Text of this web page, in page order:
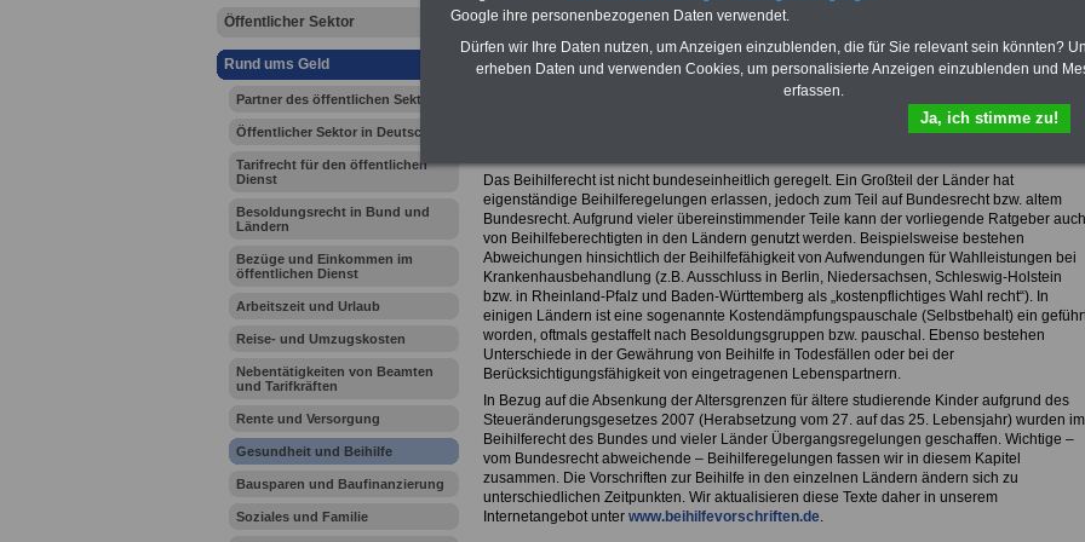
Öffentlicher Sektor
Rund ums Geld
Partner des öffentlichen Sektors
Öffentlicher Sektor in Deutschland
Tarifrecht für den öffentlichen
Dienst
Besoldungsrecht in Bund und
Ländern
Bezüge und Einkommen im
öffentlichen Dienst
Arbeitszeit und Urlaub
Reise- und Umzugskosten
Nebentätigkeiten von Beamten
und Tarifkräften
Rente und Versorgung
Gesundheit und Beihilfe
Bausparen und Baufinanzierung
Soziales und Familie
Ihr Berufsunfähigkeitsschutz - Für den Fall der Fälle: Hannoversche Leben
Das Beihilferecht ist nicht bundeseinheitlich geregelt. Ein Großteil der Länder hat
eigenständige Beihilferegelungen erlassen, jedoch zum Teil auf Bundesrecht bzw. altem
Bundesrecht. Aufgrund vieler übereinstimmender Teile kann der vorliegende Ratgeber auch
von Beihilfeberechtigten in den Ländern genutzt werden. Beispielsweise bestehen
Abweichungen hinsichtlich der Beihilfefähigkeit von Aufwendungen für Wahlleistungen bei
Krankenhausbehandlung (z.B. Ausschluss in Berlin, Niedersachsen, Schleswig-Holstein
bzw. in Rheinland-Pfalz und Baden-Württemberg als „kostenpflichtiges Wahl recht“). In
einigen Ländern ist eine sogenannte Kostendämpfungspauschale (Selbstbehalt) ein
worden, oftmals gestaffelt nach Besoldungsgruppen bzw. pauschal. Ebenso bestehen
Unterschiede in der Gewährung von Beihilfe in Todesfällen oder bei der
Berücksichtigungsfähigkeit von eingetragenen Lebenspartnern.
In Bezug auf die Absenkung der Altersgrenzen für ältere studierende Kinder aufgrund des
Steueränderungsgesetzes 2007 (Herabsetzung vom 27. auf das 25. Lebensjahr) wurden im
Beihilferecht des Bundes und vieler Länder Übergangsregelungen geschaffen. Wichtige –
vom Bundesrecht abweichende – Beihilferegelungen fassen wir in diesem Kapitel
zusammen. Die Vorschriften zur Beihilfe in den einzelnen Ländern ändern sich zu
unterschiedlichen Zeitpunkten. Wir aktualisieren diese Texte daher in unserem
Internetangebot unter www.beihilfevorschriften.de.
Google ihre personenbezogenen Daten verwendet.
Dürfen wir Ihre Daten nutzen, um Anzeigen einzublenden, die für Sie relevant sein könnten?
erheben Daten und verwenden Cookies, um personalisierte Anzeigen einzublenden und
erfassen.
Ja, ich stimme zu!